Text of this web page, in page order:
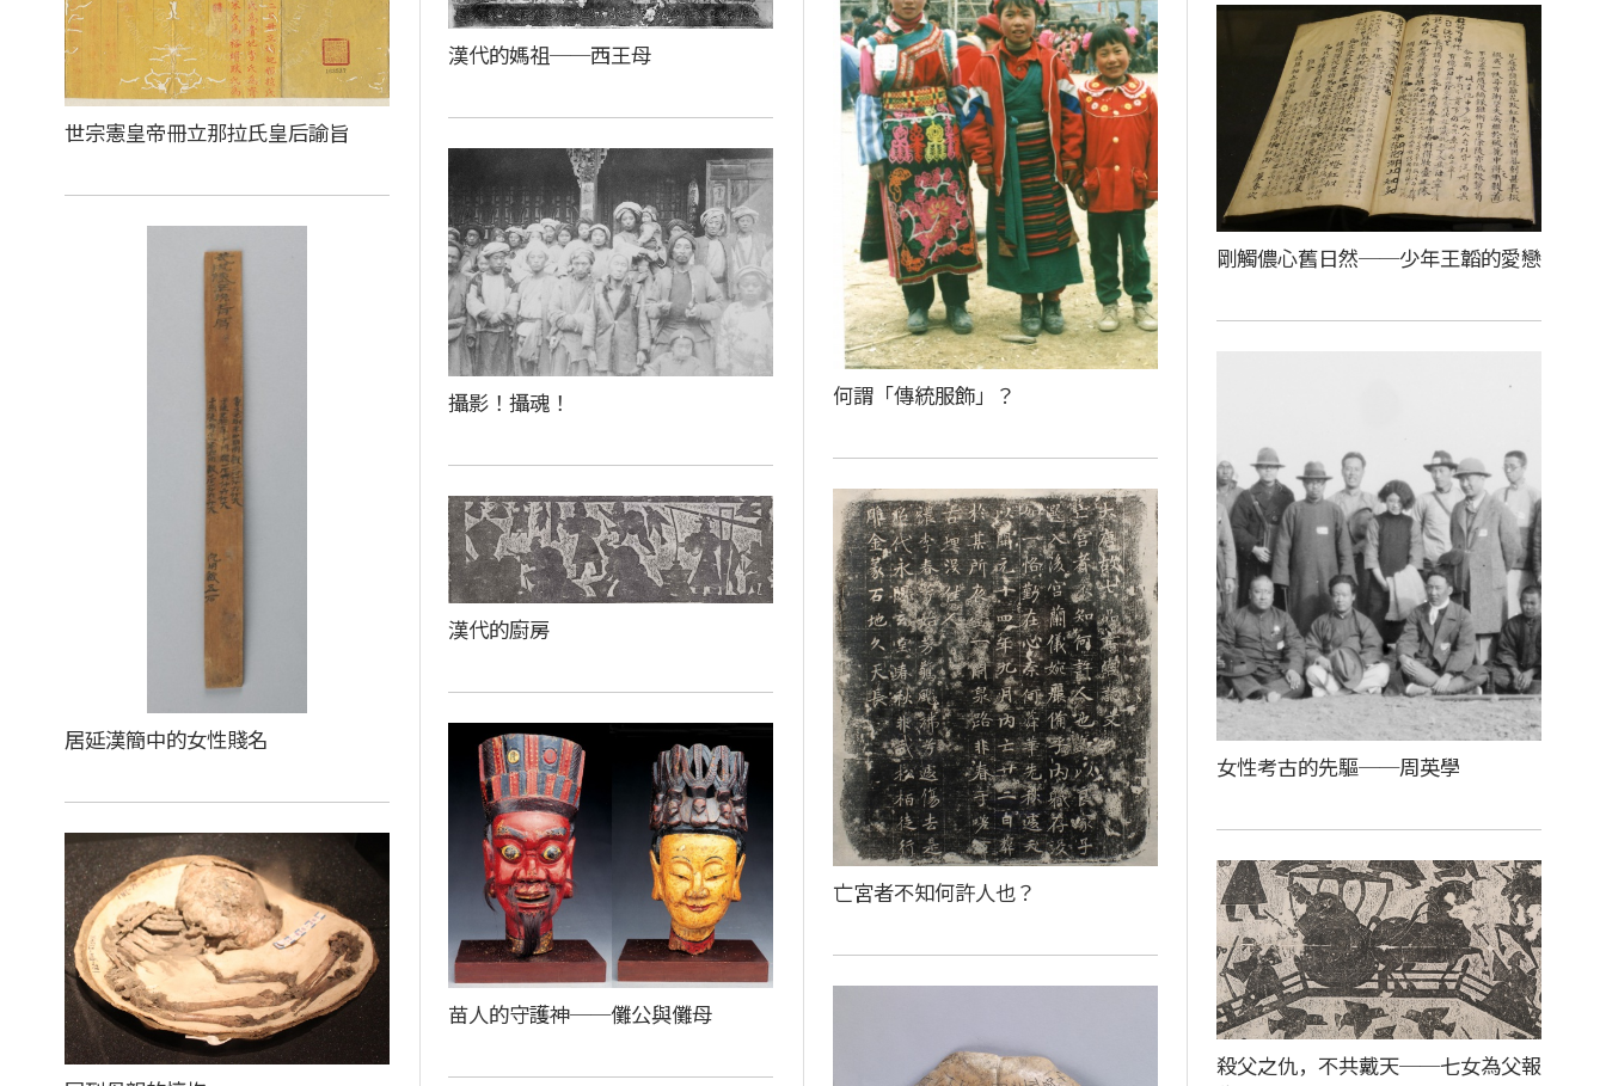
世宗憲皇帝冊立那拉氏皇后諭旨
何謂「傳統服飾」？
漢代的媽祖──西王母
剛觸儂心舊日然──少年王韜的愛戀
攝影！攝魂！
居延漢簡中的女性賤名
女性考古的先驅──周英學
亡宮者不知何許人也？
漢代的廚房
苗人的守護神──儺公與儺母
殺父之仇，不共戴天──七女為父報